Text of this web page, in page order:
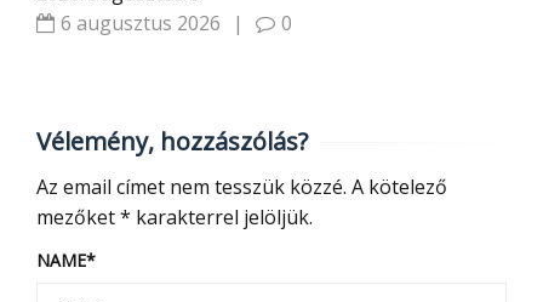
6 augusztus 2026
| 0
Vélemény, hozzászólás?
Az email címet nem tesszük közzé. A kötelező
mezőket* karakterrel jelöljük.
NAME*